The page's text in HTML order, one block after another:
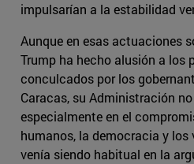
impulsarían a la estabilidad
Aunque en esas actuaciones
Trump ha hecho alusión a los
conculcados por los
Caracas, su Administración
especialmente en el
humanos, la democracia y los
venía siendo habitual en la